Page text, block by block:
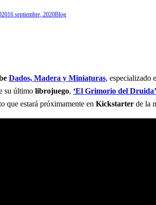
16 septiembre, 2020Blog
Dados, Madera y Miniaturas, especializado
su último librojuego, ‘El Grimorio del Druida’
que estará próximamente en Kickstarter de la